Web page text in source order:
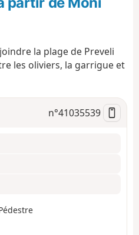
g
i
la plage de Preveli
les oliviers, la garrigue et
n°41035539